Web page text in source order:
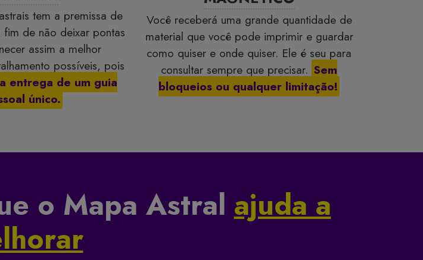
tem a premissa de
de não deixar pontas
assim a melhor
possíveis, pois
entrega de um guia
único.
Você receberá uma grande quantidade de
material que você pode imprimir e guardar
como quiser e onde quiser. Ele é seu para
consultar sempre que precisar. Sem
bloqueios ou qualquer limitação!
o Mapa Astralajuda a